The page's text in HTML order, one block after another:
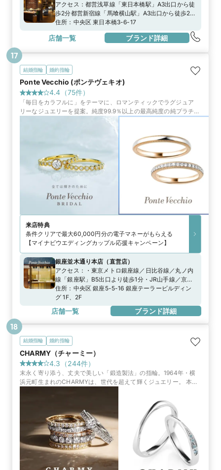
アクセス： 都営浅草線「東日本橋駅」A3出口から徒
歩2分都営新宿線「馬喰横山駅」A3出口から徒歩2分
東京メトロ日比谷線「人形町駅」A4出口から徒歩７
分JR総武快速線「馬喰町駅」西口改札から徒歩7分
住所： 中央区 東日本橋3-6-17
店舗一覧 ブランド詳細
結婚指輪 婚約指輪
Ponte Vecchio (ポンテヴェキオ)
4.4 （75件）
「毎日をカラフルに」をテーマに、ロマンティックでラグジュア
リーなジュエリーを提案。純度99.9％以上の最高純度の純プラチナ
来店特典
条件クリアで最大60,000円分の電子マネーがもらえる
【マイナビウエディングカップル応援キャンペーン】
銀座並木通り本店 （直営店）
アクセス：
・東京メトロ銀座線／日比谷線／丸ノ内
線「銀座駅」B5出口より徒歩1分・JR山手線／京浜
東北線「有楽町駅」中央口、銀座口より徒歩5分
住所： 中央区 銀座5-5-16 銀座テーラービルディン
グ 1F、2F
店舗一覧 ブランド詳細
17
結婚指輪 婚約指輪
CHARMY（チャーミー）
4.3 （244件）
末永く寄り添う、丈夫で美しい「鍛造製法」の指輪。1964年・横
浜元町生まれのCHARMYは、世代を超えて輝くジュエリー。 本店
18